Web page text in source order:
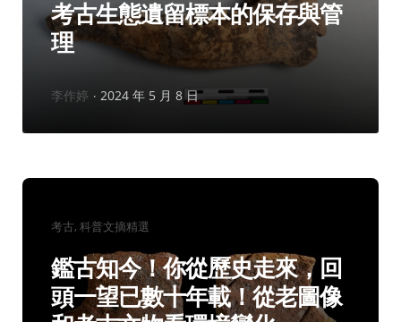
考古生態遺留標本的保存與管
理
作
李作婷 2024 年 5 月 8 日
分
類：
考古 科普文摘精選
鑑古知今！你從歷史走來，回
頭一望已數十年載！從老圖像